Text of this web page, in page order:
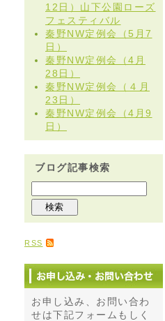
12日）山下公園ローズ
フェスティバル
秦野NW定例会（5月7
日）
秦野NW定例会（4月
28日）
秦野NW定例会（４月
23日）
秦野NW定例会（4月9
日）
ブログ記事検索
RSS
お申し込み、お問い合わ
せは下記フォームもしく